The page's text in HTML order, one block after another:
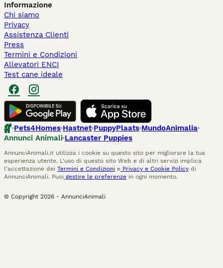
Informazione
Chi siamo
Privacy
Assistenza Clienti
Press
Termini e Condizioni
Allevatori ENCI
Test cane ideale
Pets4Homes Hastnet PuppyPlaats MundoAnimalia
Annunci Animali Lancaster Puppies
AnnunciAnimali.it utilizza i cookie su questo sito per migliorare la tua
esperienza utente. L'uso di questo sito Web e di altri servizi implica
l'accettazione dei Termini e Condizioni e Privacy e Cookie Policy di
AnnunciAnimali. Puoi gestire le preferenze in ogni momento.
© Copyright 2026 - AnnunciAnimali